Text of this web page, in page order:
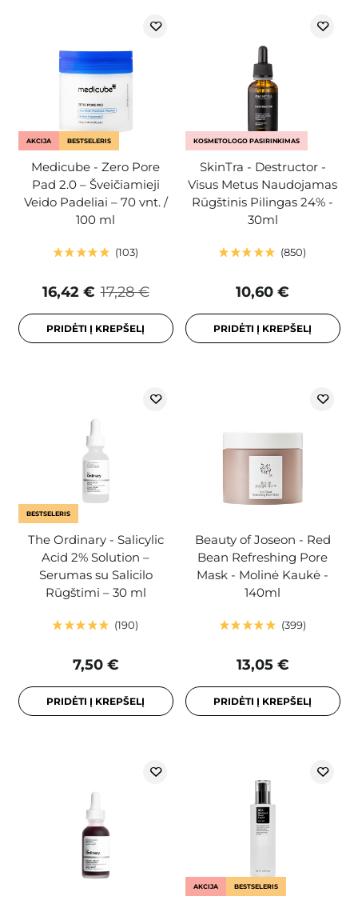
AKCIJA BESTSELERIS
Medicube - Zero Pore
Pad 2.0 – Šveičiamieji
Veido Padeliai – 70 vnt. /
100 ml
103
17,28 €
16,42 €
PRIDĖTI Į KREPŠELĮ
KOSMETOLOGO PASIRINKIMAS
SkinTra - Destructor -
Visus Metus Naudojamas
Rūgštinis Pilingas 24% -
30ml
850
10,60 €
PRIDĖTI Į KREPŠELĮ
BESTSELERIS
The Ordinary - Salicylic
Acid 2% Solution –
Serumas su Salicilo
Rūgštimi – 30 ml
190
7,50 €
PRIDĖTI Į KREPŠELĮ
Beauty of Joseon - Red
Bean Refreshing Pore
Mask - Molinė Kaukė -
140ml
399
13,05 €
PRIDĖTI Į KREPŠELĮ
AKCIJA BESTSELERIS